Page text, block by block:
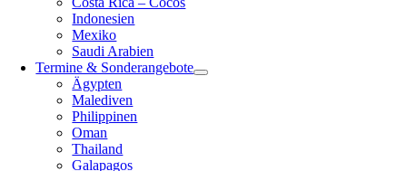
Indonesien
Mexiko
Saudi Arabien
Termine & Sonderangebote
Ägypten
Malediven
Philippinen
Oman
Thailand
Galapagos